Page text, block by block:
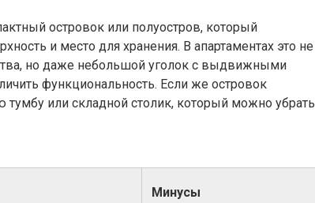
островок или полуостров, который
и место для хранения. В апартаментах это не
но даже небольшой уголок с выдвижными
функциональность. Если же островок
тумбу или складной столик, который можно убрать
Минусы